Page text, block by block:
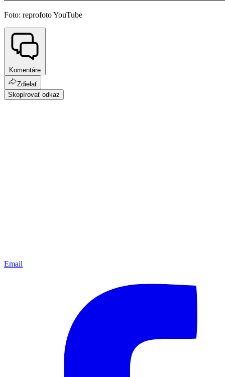
Foto: reprofoto YouTube
Komentáre
Zdielať
Skopírovať odkaz
Email